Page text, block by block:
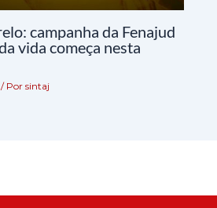
campanha da Fenajud
vida começa nesta
/ Por sintaj